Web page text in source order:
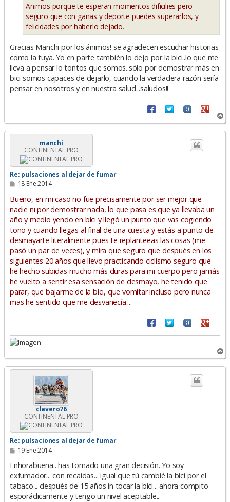
Animos porque te esperan momentos dificilies pero
seguro que con ganas y deporte puedes superarlos, y
felicidades por haberlo dejado.
Gracias Manchi por los ánimos! se agradecen escuchar historias
como la tuya. Yo en parte también lo dejo por la bici..lo que me
lleva a pensar lo tontos que somos..sólo por demostrar más en
bici somos capaces de dejarlo, cuando la verdadera razón sería
pensar en nosotros y en nuestra salud...saludos!!
r
r
manchi
CONTINENTAL PRO
Re: pulsaciones al dejar de fumar
M
n
s
a
j
18 Ene 2014
Bueno, en mi caso no fue precisamente por ser mejor que
nadie ni por demostrar nada, lo que pasa es que ya llevaba un
año y medio yendo en bici y llegó un punto que vas cogiendo
tono y cuando llegas al final de una cuesta y estás a punto de
desmayarte literalmente pues te replanteeas las cosas (me
pasó un par de veces), y mira que seguro que después en los
siguientes 20 años que llevo practicando ciclismo seguro que
he hecho subidas mucho más duras para mi cuerpo pero jamás
he vuelto a sentir esa sensación de desmayo, he tenido que
parar, que bajarme de la bici, que vomitar incluso pero nunca
mas he sentido que me desvanecía....
r
r
clavero76
CONTINENTAL PRO
Re: pulsaciones al dejar de fumar
M
n
a
j
e
19 Ene 2014
Enhorabuena.. has tomado una gran decisión. Yo soy
exfumador... con recaídas... igual que tú cambié la bici por el
tabaco... después de 15 años in tocar la bici... ahora compito
esporádicamente y tengo un nivel aceptable...